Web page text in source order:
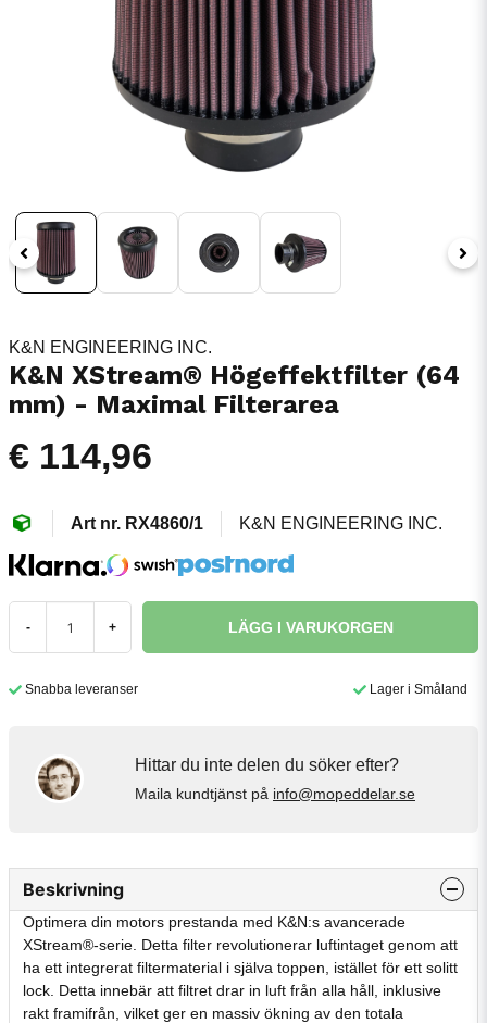
K&N ENGINEERING INC.
K&N XStream® Högeffektfilter (64
mm) - Maximal Filterarea
€ 114,96
RX4860/1 K&N ENGINEERING INC.
- + LÄGG I VARUKORGEN
Snabba leveranser Lager i Småland
Hittar du inte delen du söker efter?
Maila kundtjänst på info@mopeddelar.se
Beskrivning
Optimera din motors prestanda med K&N:s avancerade
XStream®-serie. Detta filter revolutionerar luftintaget genom att
ha ett integrerat filtermaterial i själva toppen, istället för ett solitt
lock. Detta innebär att filtret drar in luft från alla håll, inklusive
rakt framifrån, vilket ger en massiv ökning av den totala